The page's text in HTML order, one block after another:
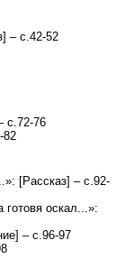
– с.42-52
с.72-76
82
[Рассказ] – с.92-
оскал...»:
– с.96-97